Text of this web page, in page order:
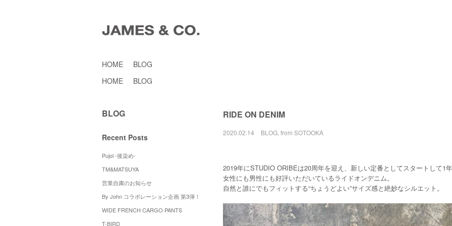
HOME
BLOG
HOME
BLOG
RIDE ON DENIM
2020.02.14 BLOG from SOTOOKA
2019年にSTUDIO ORIBEは20周年を迎え、新しい定番としてスタートして1
女性にも男性にも好評いただいているライドオンデニム。
自然と誰にでもフィットする“ちょうどよい”サイズ感と絶妙なシルエット。
BLOG
Recent Posts
Pujol -後染め-
TM&MATSUYA
営業自粛のお知らせ
By John コラボレーション企画 第3弾！
WIDE FRENCH CARGO PANTS
T-BIRD